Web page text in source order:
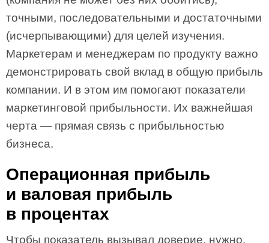
точными, последовательными и достаточными
(исчерпывающими) для целей изучения.
Маркетерам и менеджерам по продукту важно
демонстрировать свой вклад в общую прибыль
компании. И в этом им помогают показатели
маркетинговой прибыльности. Их важнейшая
черта — прямая связь с прибыльностью
бизнеса.
Операционная прибыль
и валовая прибыль
в процентах
Чтобы показатель вызывал доверие, нужно,